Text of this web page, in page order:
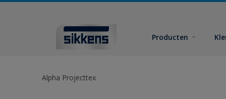
Producten
Alpha Projecttex